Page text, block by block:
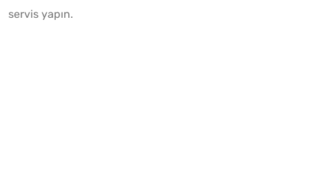
servis yapın.